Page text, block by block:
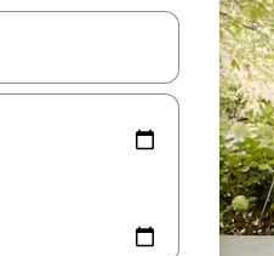
zijn, maak je een keuze